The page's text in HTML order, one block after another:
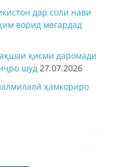
дар соли нави
ворид мегардад
қисми даромади
шуд 27.07.2026
ҳамкориро